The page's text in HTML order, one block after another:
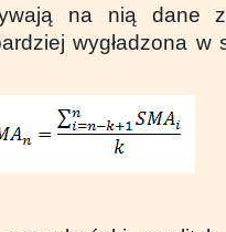
na nią dane
wygładzona